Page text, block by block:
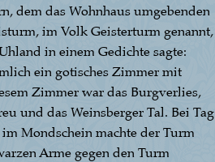
dem das Wohnhaus umgebenden
im Volk Geisterturm genannt,
in einem Gedichte sagte:
ein gotisches Zimmer mit
Zimmer war das Burgverlies,
und das Weinsberger Tal. Bei Tag
Mondschein machte der Turm
Arme gegen den Turm